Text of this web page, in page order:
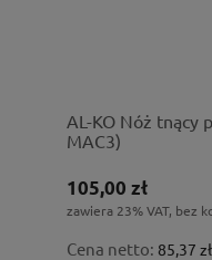
AL-KO Nóż tnący
MAC3)
105,00 zł
zawiera 23% VAT, bez
Cena netto: 85,37 zł